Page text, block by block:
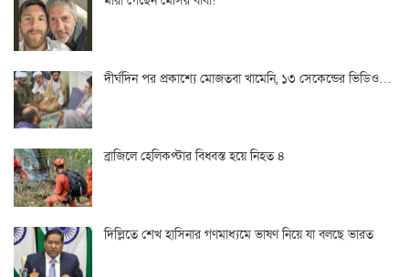
দীর্ঘদিন পর প্রকাশ্যে মোজতবা খামেনি, ১৩ সেকেন্ডের ভিডিও…
ব্রাজিলে হেলিকপ্টার বিধ্বস্ত হয়ে নিহত ৪
দিল্লিতে শেখ হাসিনার গণমাধ্যমে ভাষণ নিয়ে যা বলছে ভারত